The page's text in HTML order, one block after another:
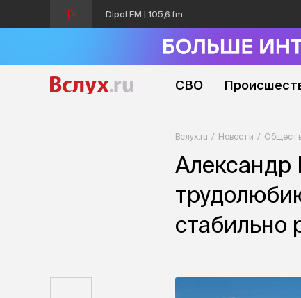
Dipol FM | 105,6 fm
СВО
Вслух.ru Новости
Александр
стабильно